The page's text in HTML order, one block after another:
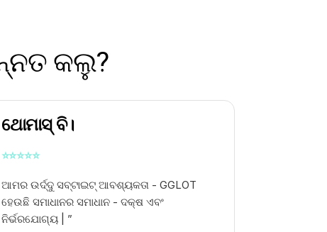
କଲୁ?
ଥୋମାସ୍ ବି।
⭐⭐⭐⭐⭐
ଆମର ଉର୍ଦ୍ଦୁ ସବ୍ଟାଇଟ୍ ଆବଶ୍ୟକତା - GGLOT
ହେଉଛି ସମାଧାନର ସମାଧାନ - ଦକ୍ଷ ଏବଂ
ନିର୍ଭରଯୋଗ୍ୟ | ”